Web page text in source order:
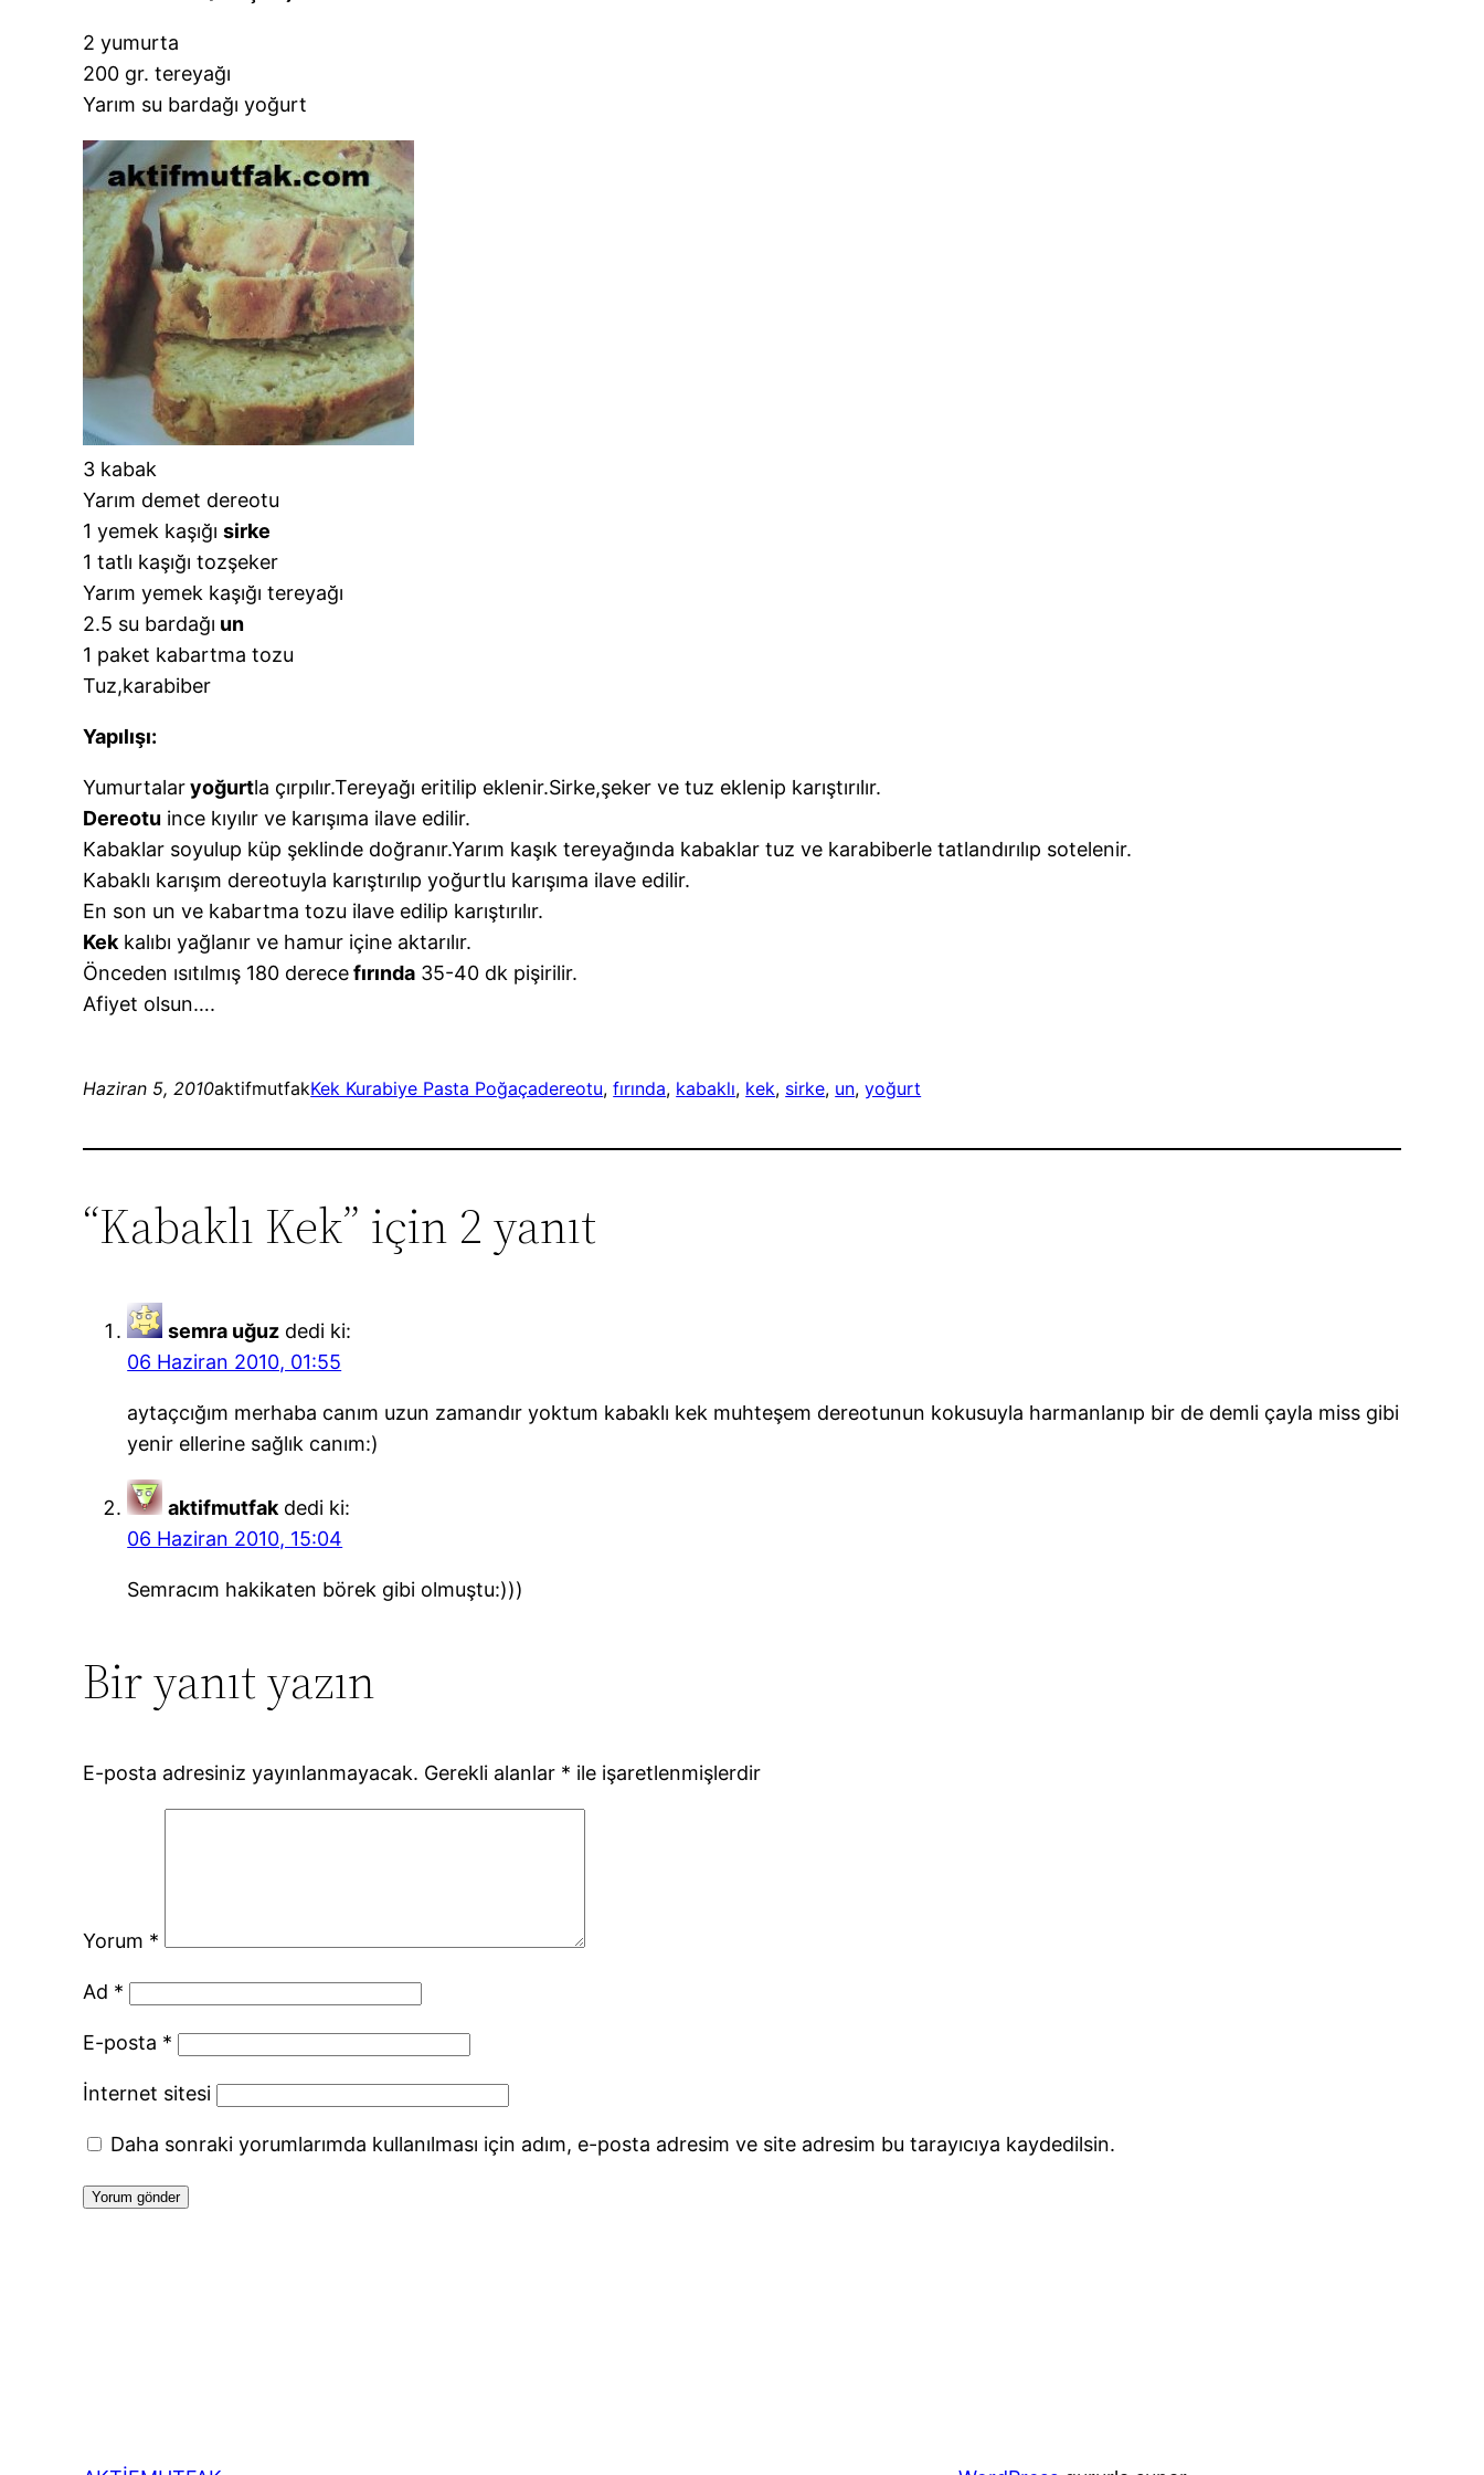
2 yumurta
200 gr. tereyağı
Yarım su bardağı yoğurt
3 kabak
Yarım demet dereotu
1 yemek kaşığısirke
1 tatlı kaşığı tozşeker
Yarım yemek kaşığı tereyağı
2.5 su bardağı un
1 paket kabartma tozu
Tuz,karabiber
Yapılışı:
Yumurtalaryoğurtla çırpılır.Tereyağı eritilip eklenir.Sirke,şeker ve tuz eklenip karıştırılır.
Dereotu ince kıyılır ve karışıma ilave edilir.
Kabaklar soyulup küp şeklinde doğranır.Yarım kaşık tereyağında kabaklar tuz ve karabiberle tatlandırılıp sotelenir.
Kabaklı karışım dereotuyla karıştırılıp yoğurtlu karışıma ilave edilir.
En son un ve kabartma tozu ilave edilip karıştırılır.
Kek kalıbı yağlanır ve hamur içine aktarılır.
Önceden ısıtılmış 180 derecefırında 35-40 dk pişirilir.
Afiyet olsun….
Haziran 5, 2010aktifmutfakKek Kurabiye Pasta Poğaçadereotu, fırında, kabaklı, kek, sirke, un, yoğurt
“Kabaklı Kek” için 2 yanıt
semra uğuz dedi ki:
06 Haziran 2010, 01:55
aytaçcığım merhaba canım uzun zamandır yoktum kabaklı kek muhteşem dereotunun kokusuyla harmanlanıp bir de demli çayla miss gibi
yenir ellerine sağlık canım:)
aktifmutfak dedi ki:
06 Haziran 2010, 15:04
Semracım hakikaten börek gibi olmuştu:)))
Bir yanıt yazın
E-posta adresiniz yayınlanmayacak. Gerekli alanlar * ile işaretlenmişlerdir
Yorum *
Ad *
E-posta *
İnternet sitesi
Daha sonraki yorumlarımda kullanılması için adım, e-posta adresim ve site adresim bu tarayıcıya kaydedilsin.